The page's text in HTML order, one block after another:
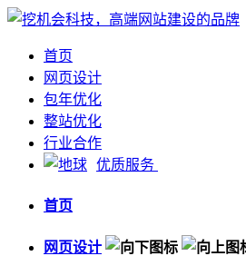
首页
网页设计
包年优化
整站优化
行业合作
优质服务
首页
网页设计